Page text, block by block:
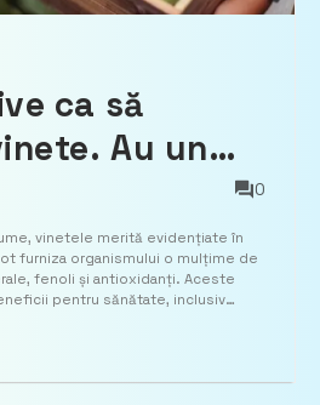
ca să
Au un
aduc zeci de0
vinetele merită evidențiate în
furniza organismului o mulțime de
fenoli și antioxidanți. Aceste
pentru sănătate, inclusiv
vinetele îmb...